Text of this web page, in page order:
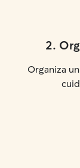
2.
Organiza